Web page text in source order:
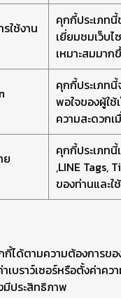
ใช้งาน
คุกกี้ประเภท
เยี่ยมชมเว็บ
เหมาะสมมา
คุกกี้ประเภท
พอใจของผู้ใ
ความสะดวกเ
ย
คุกกี้ประเภท
,LINE Tags,
ของท่านและ
ได้ตามความต้องการข
บราว์เซอร์หรือตั้งค่า
มีประสิทธิภาพ